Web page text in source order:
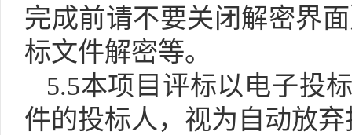
完成前请不要关闭解密界
标文件解密等。
5.5本项目评标以电子投
件的投标人，视为自动放